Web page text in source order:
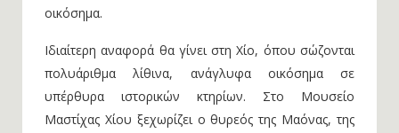
οικόσημα.
Ιδιαίτερη αναφορά θα γίνει στη Χίο, όπου σώζονται
πολυάριθμα λίθινα, ανάγλυφα οικόσημα σε
υπέρθυρα ιστορικών κτηρίων. Στο Μουσείο
Μαστίχας Χίου ξεχωρίζει ο θυρεός της Μαόνας, της